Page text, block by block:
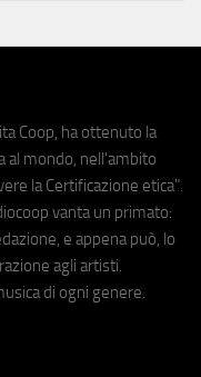
Coop, ha ottenuto la
al mondo, nell'ambito
la Certificazione etica".
vanta un primato:
e appena può, lo
agli artisti.
di ogni genere.